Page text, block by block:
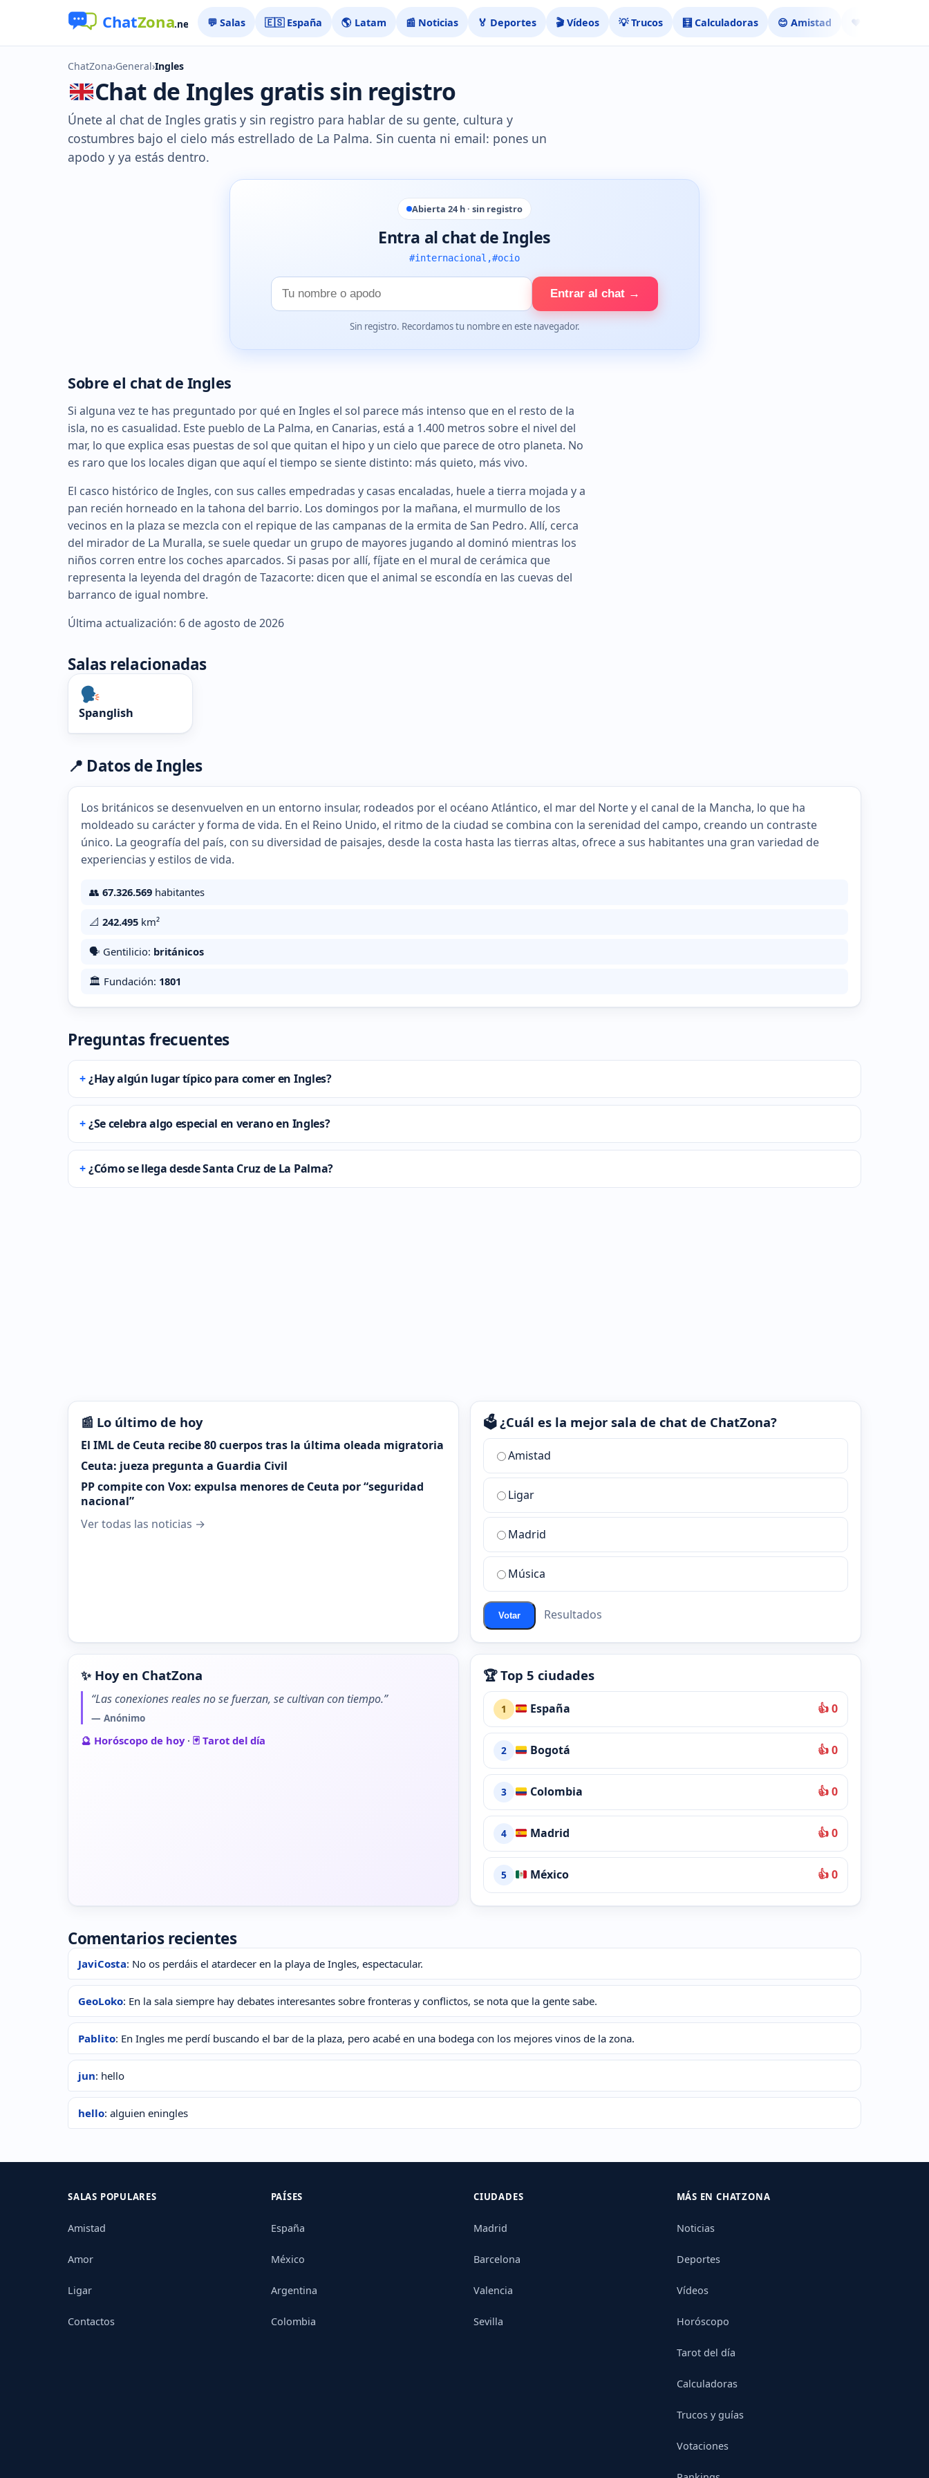
💬 Salas 🇪🇸 España 🌎 Latam 📰 Noticias 🏅 Deportes 🎬 Vídeos 💡 Trucos 🧮 Calculadoras 😊 Amistad ❤️ Ligar
ChatZona›General›Ingles
Chat de Ingles gratis sin registro
Únete al chat de Ingles gratis y sin registro para hablar de su gente, cultura y
costumbres bajo el cielo más estrellado de La Palma. Sin cuenta ni email: pones un
apodo y ya estás dentro.
Abierta 24 h · sin registro
Entra al chat de Ingles
#internacional,#ocio
Tu
nombre
Entrar al chat →
Sin registro. Recordamos tu nombre en este navegador.
Sobre el chat de Ingles
Si alguna vez te has preguntado por qué en Ingles el sol parece más intenso que en el resto de la
isla, no es casualidad. Este pueblo de La Palma, en Canarias, está a 1.400 metros sobre el nivel del
mar, lo que explica esas puestas de sol que quitan el hipo y un cielo que parece de otro planeta. No
es raro que los locales digan que aquí el tiempo se siente distinto: más quieto, más vivo.
El casco histórico de Ingles, con sus calles empedradas y casas encaladas, huele a tierra mojada y a
pan recién horneado en la tahona del barrio. Los domingos por la mañana, el murmullo de los
vecinos en la plaza se mezcla con el repique de las campanas de la ermita de San Pedro. Allí, cerca
del mirador de La Muralla, se suele quedar un grupo de mayores jugando al dominó mientras los
niños corren entre los coches aparcados. Si pasas por allí, fíjate en el mural de cerámica que
representa la leyenda del dragón de Tazacorte: dicen que el animal se escondía en las cuevas del
barranco de igual nombre.
Última actualización: 6 de agosto de 2026
Salas relacionadas
Spanglish
📍 Datos de Ingles
Los británicos se desenvuelven en un entorno insular, rodeados por el océano Atlántico, el mar del Norte y el canal de la Mancha, lo que ha
moldeado su carácter y forma de vida. En el Reino Unido, el ritmo de la ciudad se combina con la serenidad del campo, creando un contraste
único. La geografía del país, con su diversidad de paisajes, desde la costa hasta las tierras altas, ofrece a sus habitantes una gran variedad de
experiencias y estilos de vida.
👥 67.326.569 habitantes
📐 242.495 km²
🗣️ Gentilicio: británicos
🏛️ Fundación: 1801
Preguntas frecuentes
¿Hay algún lugar típico para comer en Ingles?
¿Se celebra algo especial en verano en Ingles?
¿Cómo se llega desde Santa Cruz de La Palma?
📰 Lo último de hoy
El IML de Ceuta recibe 80 cuerpos tras la última oleada migratoria
Ceuta: jueza pregunta a Guardia Civil
PP compite con Vox: expulsa menores de Ceuta por “seguridad
nacional”
Ver todas las noticias →
🗳️ ¿Cuál es la mejor sala de chat de ChatZona?
¿Cuál
la
mejor
sala
chat
ChatZona?
Amistad
Ligar
Madrid
Música
Votar Resultados
✨ Hoy en ChatZona
“Las conexiones reales no se fuerzan, se cultivan con tiempo.”
— Anónimo
🔮 Horóscopo de hoy· 🃏 Tarot del día
🏆 Top 5 ciudades
1 España 👍 0
2 Bogotá 👍 0
3 Colombia 👍 0
4 Madrid 👍 0
5 México 👍 0
Comentarios recientes
JaviCosta: No os perdáis el atardecer en la playa de Ingles, espectacular.
GeoLoko: En la sala siempre hay debates interesantes sobre fronteras y conflictos, se nota que la gente sabe.
Pablito: En Ingles me perdí buscando el bar de la plaza, pero acabé en una bodega con los mejores vinos de la zona.
jun: hello
hello: alguien eningles
SALAS POPULARES
Amistad
Amor
Ligar
Contactos
PAÍSES
España
México
Argentina
Colombia
CIUDADES
Madrid
Barcelona
Valencia
Sevilla
MÁS EN CHATZONA
Noticias
Deportes
Vídeos
Horóscopo
Tarot del día
Calculadoras
Trucos y guías
Votaciones